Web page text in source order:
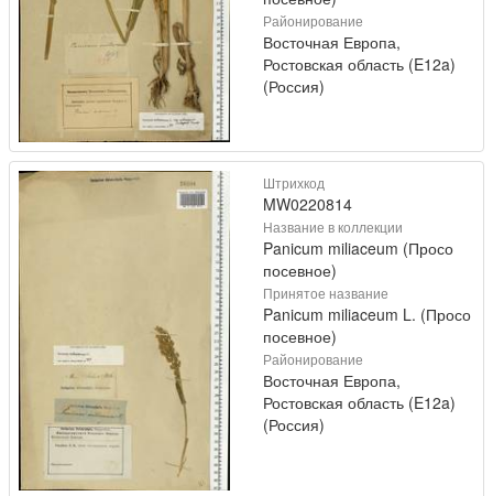
Районирование
Восточная Европа,
Ростовская область (E12a)
(Россия)
Штрихкод
MW0220814
Название в коллекции
Panicum miliaceum (Просо
посевное)
Принятое название
Panicum miliaceum L. (Просо
посевное)
Районирование
Восточная Европа,
Ростовская область (E12a)
(Россия)